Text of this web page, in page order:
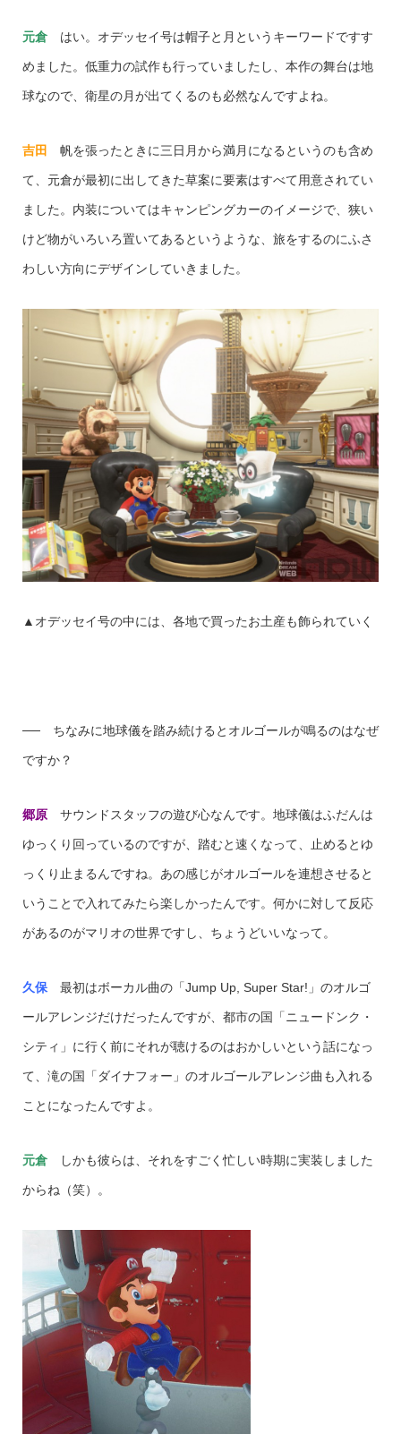
元倉はい。オデッセイ号は帽子と月というキーワードですす
めました。低重力の試作も行っていましたし、本作の舞台は地
球なので、衛星の月が出てくるのも必然なんですよね。
吉田 帆を張ったときに三日月から満月になるというのも含め
て、元倉が最初に出してきた草案に要素はすべて用意されてい
ました。内装についてはキャンピングカーのイメージで、狭い
けど物がいろいろ置いてあるというような、旅をするのにふさ
わしい方向にデザインしていきました。
▲オデッセイ号の中には、各地で買ったお土産も飾られていく
── ちなみに地球儀を踏み続けるとオルゴールが鳴るのはなぜ
ですか？
郷原サウンドスタッフの遊び心なんです。地球儀はふだんは
ゆっくり回っているのですが、踏むと速くなって、止めるとゆ
っくり止まるんですね。あの感じがオルゴールを連想させると
いうことで入れてみたら楽しかったんです。何かに対して反応
があるのがマリオの世界ですし、ちょうどいいなって。
久保最初はボーカル曲の「Jump Up, Super Star!」のオルゴ
ールアレンジだけだったんですが、都市の国「ニュードンク・
シティ」に行く前にそれが聴けるのはおかしいという話になっ
て、滝の国「ダイナフォー」のオルゴールアレンジ曲も入れる
ことになったんですよ。
元倉しかも彼らは、それをすごく忙しい時期に実装しました
からね（笑）。